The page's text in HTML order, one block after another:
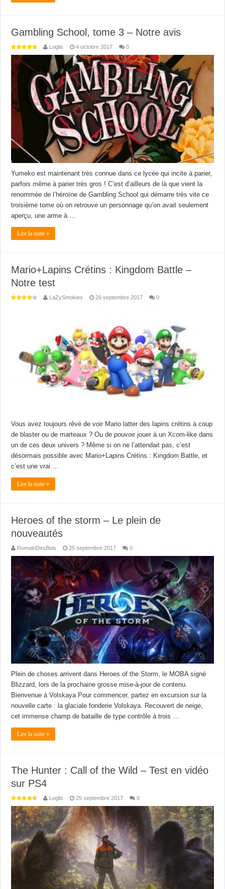
Gambling School, tome 3 – Notre avis
Loglis 4 octobre 2017 0
Yumeko est maintenant très connue dans ce lycée qui incite à parier,
parfois même à parier très gros ! C’est d’ailleurs de là que vient la
renommée de l’héroïne de Gambling School qui démarre très vite ce
troisième tome où on retrouve un personnage qu’on avait seulement
aperçu, une arme à …
Lire la suite »
Mario+Lapins Crétins : Kingdom Battle –
Notre test
LaZySmokies 26 septembre 2017 0
Vous avez toujours rêvé de voir Mario latter des lapins crétins à coup
de blaster ou de marteaux ? Ou de pouvoir jouer à un Xcom-like dans
un de ces deux univers ? Même si on ne l’attendait pas, c’est
désormais possible avec Mario+Lapins Crétins : Kingdom Battle, et
c’est une vrai …
Lire la suite »
Heroes of the storm – Le plein de
nouveautés
RomainDesBois 25 septembre 2017 0
Plein de choses arrivent dans Heroes of the Storm, le MOBA signé
Blizzard, lors de la prochaine grosse mise-à-jour de contenu.
Bienvenue à Volskaya Pour commencer, partez en excursion sur la
nouvelle carte : la glaciale fonderie Volskaya. Recouvert de neige,
cet immense champ de bataille de type contrôle à trois …
Lire la suite »
The Hunter : Call of the Wild – Test en vidéo
sur PS4
Loglis 25 septembre 2017 0